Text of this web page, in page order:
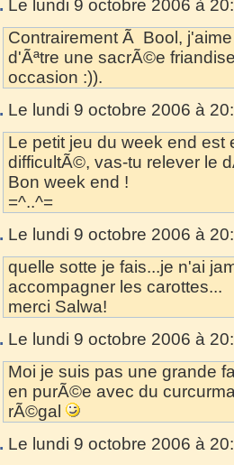
Le lundi 9 octobre 2006 à
Contrairement Ã Bool,
d'Ãªtre une sacrÃ©e
occasion :)).
Le lundi 9 octobre 2006 à
Le petit jeu du week end
difficultÃ©, vas-tu relever le
Bon week end !
=^..^=
Le lundi 9 octobre 2006 à
quelle sotte je fais...je n'ai
accompagner les carottes...
merci Salwa!
Le lundi 9 octobre 2006 à
Moi je suis pas une grande
en purÃ©e avec du
rÃ©gal
Le lundi 9 octobre 2006 à